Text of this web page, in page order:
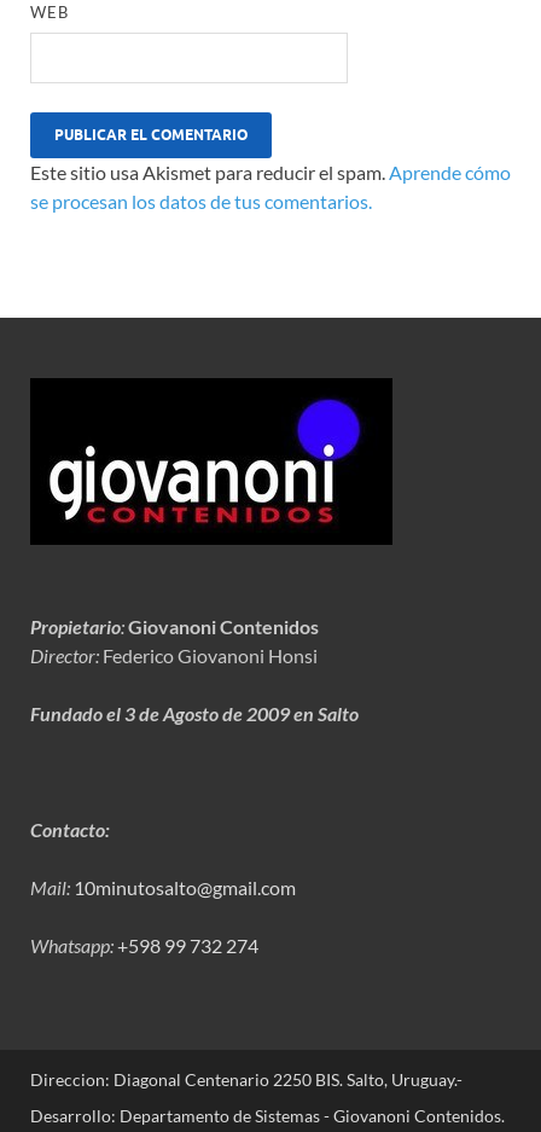
WEB
Este sitio usa Akismet para reducir el spam. Aprende cómo
se procesan los datos de tus comentarios.
Propietario:Giovanoni Contenidos
Director: Federico Giovanoni Honsi
Fundado el 3 de Agosto de 2009 en Salto
Contacto:
Mail: 10minutosalto@gmail.com
Whatsapp:+598 99 732 274
Direccion: Diagonal Centenario 2250 BIS. Salto, Uruguay.-
Desarrollo: Departamento de Sistemas - Giovanoni Contenidos.